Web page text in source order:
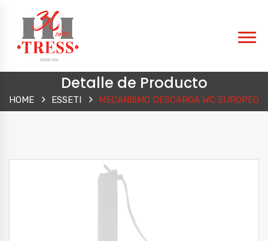
Detalle de Producto
HOME ESSETI MECANISMO DESCARGA WC EUROPEO